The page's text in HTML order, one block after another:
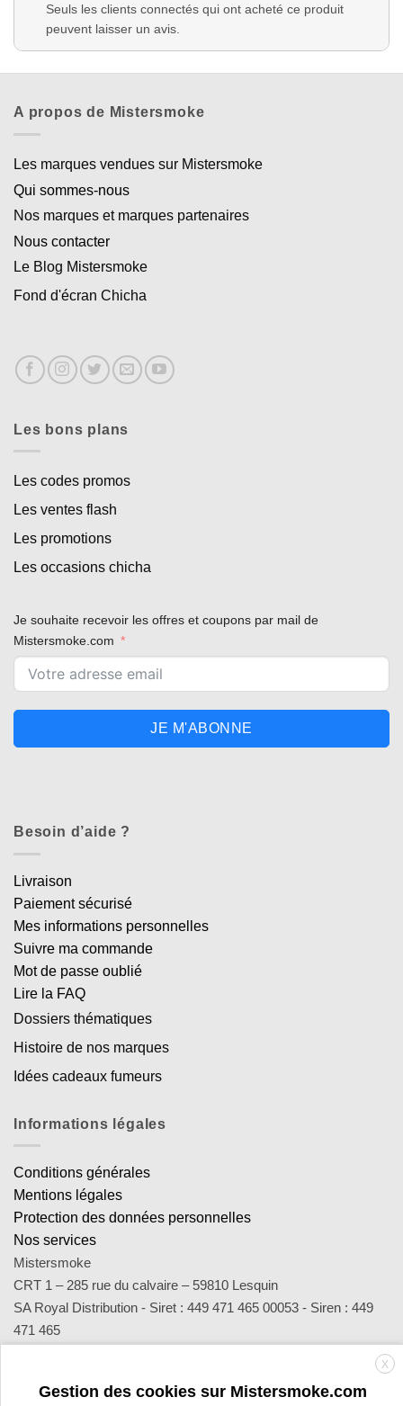
Seuls les clients connectés qui ont acheté ce produit
peuvent laisser un avis.
A propos de Mistersmoke
Les marques vendues sur Mistersmoke
Qui sommes-nous
Nos marques et marques partenaires
Nous contacter
Le Blog Mistersmoke
Fond d'écran Chicha
Les bons plans
Les codes promos
Les ventes flash
Les promotions
Les occasions chicha
Je souhaite recevoir les offres et coupons par mail de
Mistersmoke.com
JE M'ABONNE
Besoin d’aide ?
Livraison
Paiement sécurisé
Mes informations personnelles
Suivre ma commande
Mot de passe oublié
Lire la FAQ
Dossiers thématiques
Histoire de nos marques
Idées cadeaux fumeurs
Informations légales
Conditions générales
Mentions légales
Protection des données personnelles
Nos services
Mistersmoke
CRT 1 – 285 rue du calvaire – 59810 Lesquin
SA Royal Distribution - Siret : 449 471 465 00053 - Siren : 449
471 465
sav@mistersmoke.com ou par téléphone au 03 20 90 56 55 du
lundi au vendredi de 9h à 17h.
X
Gestion des cookies sur Mistersmoke.com